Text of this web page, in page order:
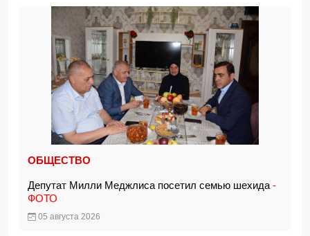
ОБЩЕСТВО
Депутат Милли Меджлиса посетил семью шехида -
ФОТО
05 августа 2026